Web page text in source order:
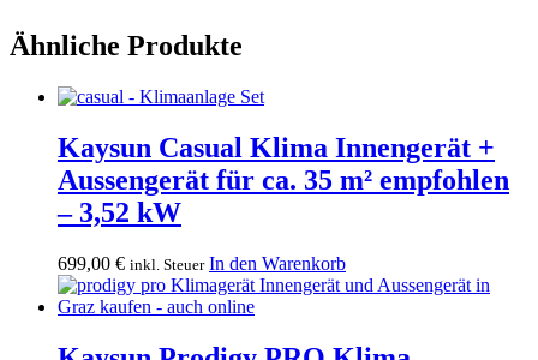
Ähnliche Produkte
Kaysun Casual Klima Innengerät +
Aussengerät für ca. 35 m² empfohlen
– 3,52 kW
699,00 € inkl. Steuer In den Warenkorb